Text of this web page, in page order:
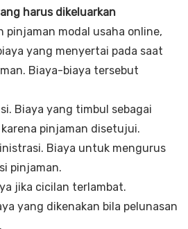
harus dikeluarkan
pinjaman modal usaha online,
yang menyertai pada saat
Biaya-biaya tersebut
Biaya yang timbul sebagai
pinjaman disetujui.
Biaya untuk mengurus
pinjaman.
jika cicilan terlambat.
yang dikenakan bila pelunasan